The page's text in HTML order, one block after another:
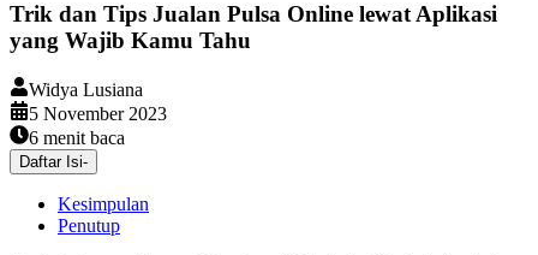
Trik dan Tips Jualan Pulsa Online lewat Aplikasi
yang Wajib Kamu Tahu
Widya Lusiana
5 November 2023
6 menit baca
Daftar Isi-
Kesimpulan
Penutup